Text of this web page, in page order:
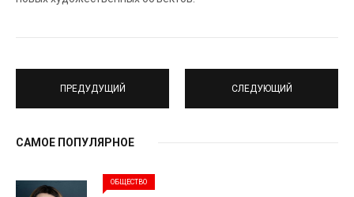
ПРЕДУДУЩИЙ СЛЕДУЮЩИЙ
САМОЕ ПОПУЛЯРНОЕ
ОБЩЕСТВО